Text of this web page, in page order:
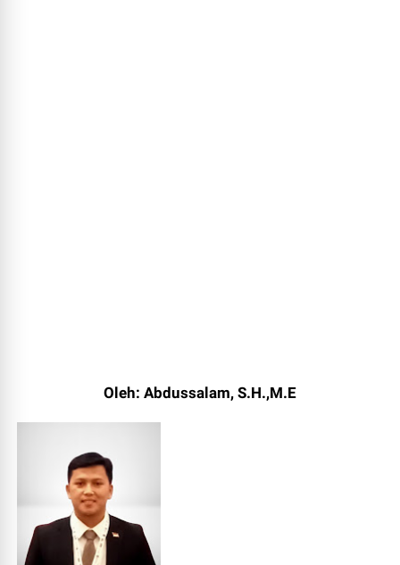
Oleh: Abdussalam, S.H.,M.E